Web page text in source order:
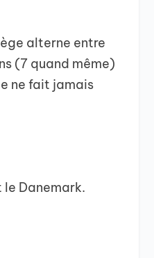
alterne entre
(7 quand même)
ne fait jamais
le Danemark.